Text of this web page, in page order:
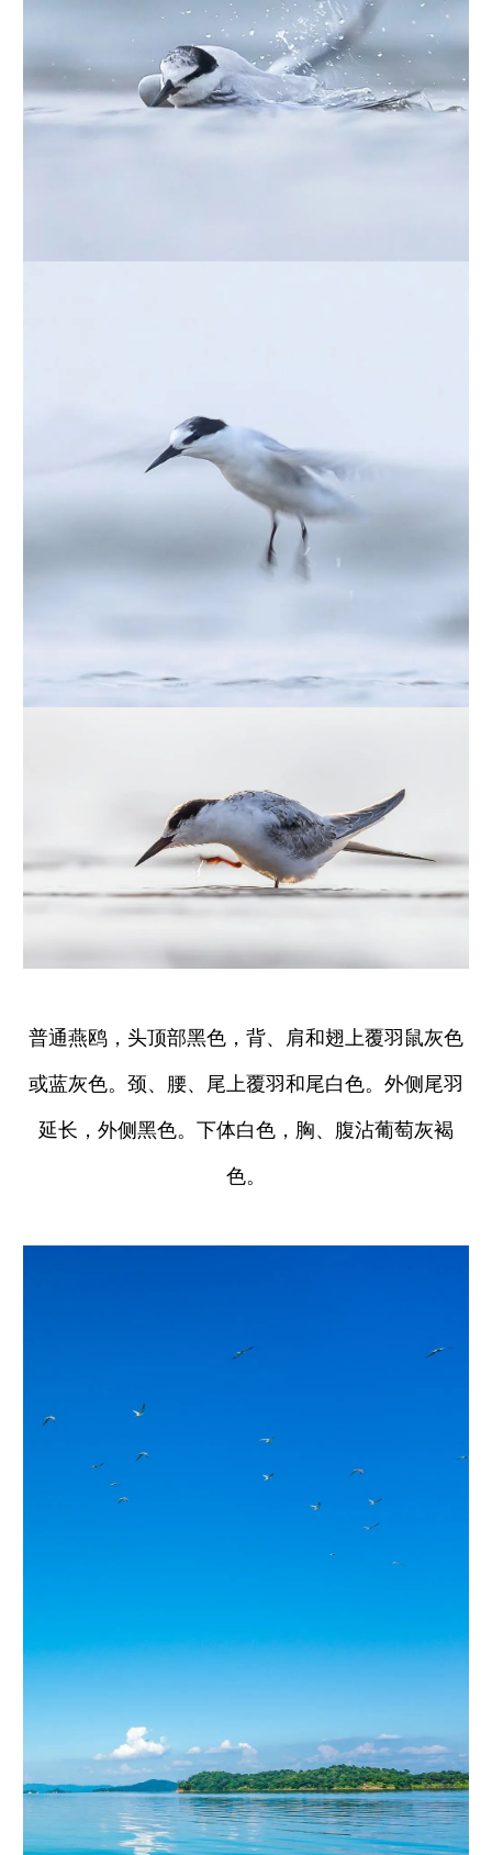
普通燕鸥，头顶部黑色，背、肩和翅上覆羽鼠灰色
或蓝灰色。颈、腰、尾上覆羽和尾白色。外侧尾羽
延长，外侧黑色。下体白色，胸、腹沾葡萄灰褐
色。